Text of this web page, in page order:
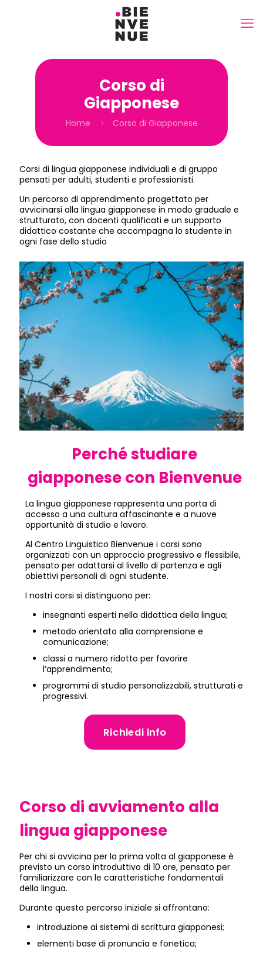
Corso di
Giapponese
Home Corso di Giapponese
Corsi di lingua giapponese individuali e di gruppo
pensati per adulti, studenti e professionisti.
Un percorso di apprendimento progettato per
avvicinarsi alla lingua giapponese in modo graduale e
strutturato, con docenti qualificati e un supporto
didattico costante che accompagna lo studente in
ogni fase dello studio
Perché studiare
giapponese con Bienvenue
La lingua giapponese rappresenta una porta di
accesso a una cultura affascinante e a nuove
opportunità di studio e lavoro.
Al Centro Linguistico Bienvenue i corsi sono
organizzati con un approccio progressivo e flessibile,
pensato per adattarsi al livello di partenza e agli
obiettivi personali di ogni studente.
I nostri corsi si distinguono per:
insegnanti esperti nella didattica della lingua;
metodo orientato alla comprensione e
comunicazione;
classi a numero ridotto per favorire
l’apprendimento;
programmi di studio personalizzabili, strutturati e
progressivi.
Richiedi info
Corso di avviamento alla
lingua giapponese
Per chi si avvicina per la prima volta al giapponese è
previsto un corso introduttivo di 10 ore, pensato per
familiarizzare con le caratteristiche fondamentali
della lingua.
Durante questo percorso iniziale si affrontano:
introduzione ai sistemi di scrittura giapponesi;
elementi base di pronuncia e fonetica;